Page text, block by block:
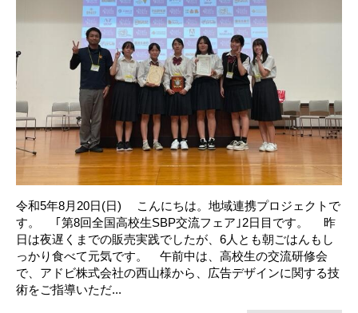
令和5年8月20日(日) こんにちは。地域連携プロジェクトで
す。 ｢第8回全国高校生SBP交流フェア｣2日目です。 昨
日は夜遅くまでの販売実践でしたが、6人とも朝ごはんもし
っかり食べて元気です。 午前中は、高校生の交流研修会
で、アドビ株式会社の西山様から、広告デザインに関する技
術をご指導いただ...